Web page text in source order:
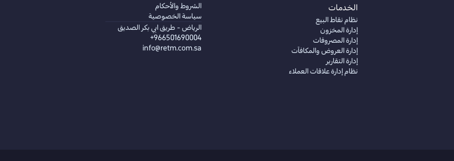
الخدمات
نظام نقاط البيع
إدارة المخزون
إدارة المصروفات
إدارة العروض والمكافآت
إدارة التقارير
نظام إدارة علاقات العملاء
الشروط والأحكام
سياسة الخصوصية
الرياض - طريق ابي بكر الصديق
+966501690004
info@retm.com.sa